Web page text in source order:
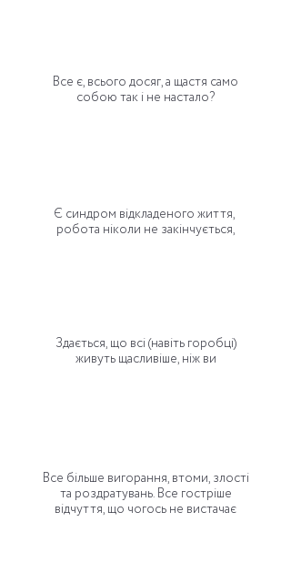
Все є, всього досяг, а щастя само
собою так і не настало?
Є синдром відкладеного життя,
робота ніколи не закінчується,
Здається, що всі (навіть горобці)
живуть щасливіше, ніж ви
Все більше вигорання, втоми, злості
та роздратувань. Все гостріше
відчуття, що чогось не вистачає